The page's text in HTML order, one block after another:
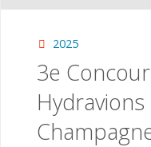
2025
3e
Hydravions